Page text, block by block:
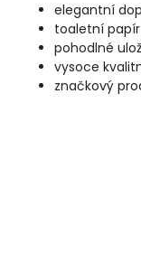
elegantní
toaletní
pohodlné
vysoce
značkový